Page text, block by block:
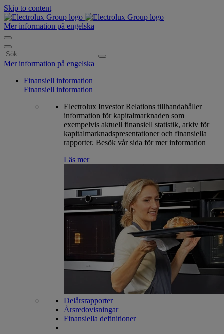
Skip to content
Mer information på engelska
Search
for:
Mer information på engelska
Finansiell information
Finansiell information
Electrolux Investor Relations tillhandahåller
information för kapitalmarknaden som
exempelvis aktuell finansiell statistik, arkiv för
kapitalmarknadspresentationer och finansiella
rapporter. Besök vår sida för mer information
Läs mer
Delårsrapporter
Årsredovisningar
Finansiella definitioner